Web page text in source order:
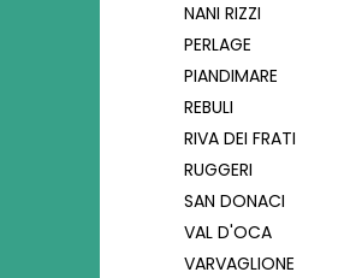
NANI RIZZI
PERLAGE
PIANDIMARE
REBULI
RIVA DEI FRATI
RUGGERI
SAN DONACI
VAL D'OCA
VARVAGLIONE